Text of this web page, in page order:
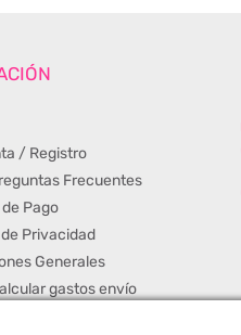
/ Registro
Frecuentes
Pago
Privacidad
Generales
gastos envío